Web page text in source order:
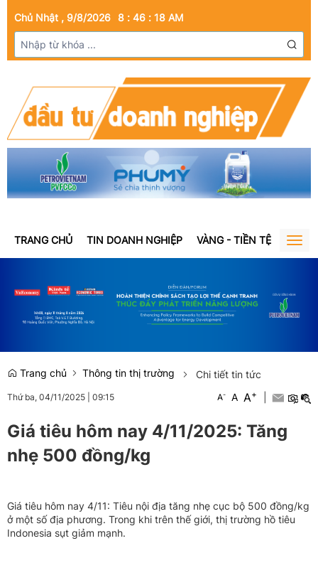
Chủ Nhật , 9/8/2026 8 : 46 : 19 AM
TRANG CHỦ TIN DOANH NGHIỆP VÀNG - TIỀN TỆ BẤT
Trang chủ Thông tin thị trường Chi tiết tin tức
Thứ ba, 04/11/2025 09:15 A- A A+
Giá tiêu hôm nay 4/11/2025: Tăng
nhẹ 500 đồng/kg
Giá tiêu hôm nay 4/11: Tiêu nội địa tăng nhẹ cục bộ 500 đồng/kg
ở một số địa phương. Trong khi trên thế giới, thị trường hồ tiêu
Indonesia sụt giảm mạnh.